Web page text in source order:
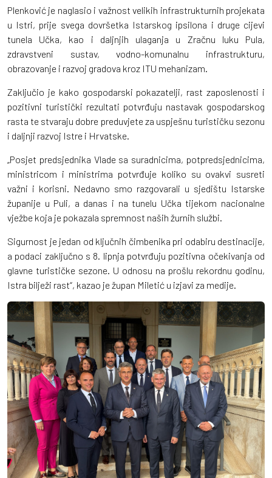
Plenković je naglasio i važnost velikih infrastrukturnih projekata
u Istri, prije svega dovršetka Istarskog ipsilona i druge cijevi
tunela Učka, kao i daljnjih ulaganja u Zračnu luku Pula,
zdravstveni sustav, vodno-komunalnu infrastrukturu,
obrazovanje i razvoj gradova kroz ITU mehanizam.
Zaključio je kako gospodarski pokazatelji, rast zaposlenosti i
pozitivni turistički rezultati potvrđuju nastavak gospodarskog
rasta te stvaraju dobre preduvjete za uspješnu turističku sezonu
i daljnji razvoj Istre i Hrvatske.
„Posjet predsjednika Vlade sa suradnicima, potpredsjednicima,
ministricom i ministrima potvrđuje koliko su ovakvi susreti
važni i korisni. Nedavno smo razgovarali u sjedištu Istarske
županije u Puli, a danas i na tunelu Učka tijekom nacionalne
vježbe koja je pokazala spremnost naših žurnih službi.
Sigurnost je jedan od ključnih čimbenika pri odabiru destinacije,
a podaci zaključno s 8. lipnja potvrđuju pozitivna očekivanja od
glavne turističke sezone. U odnosu na prošlu rekordnu godinu,
Istra bilježi rast“, kazao je župan Miletić u izjavi za medije.